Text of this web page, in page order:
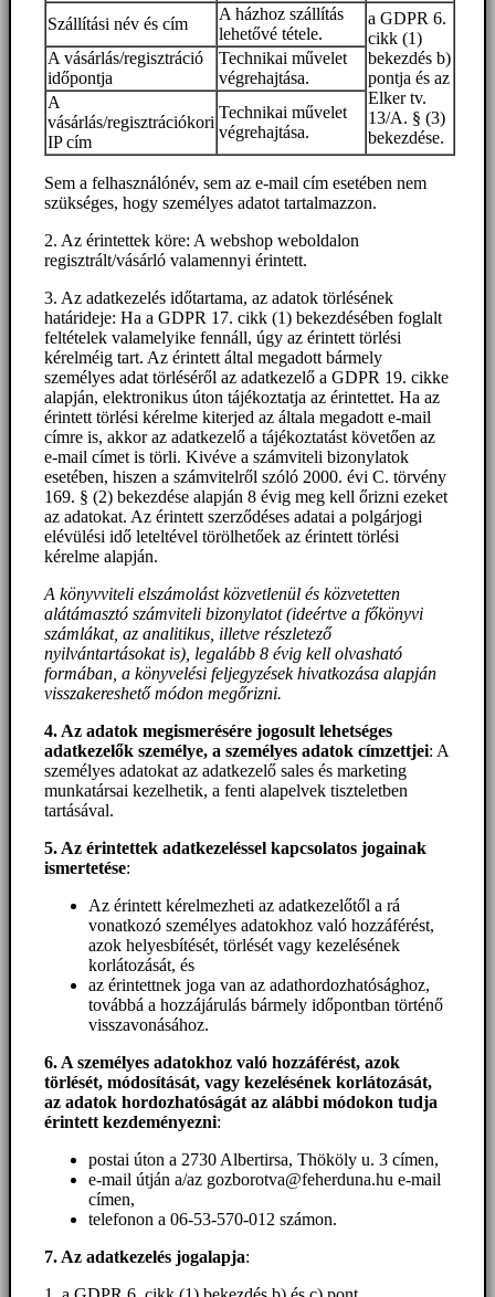
Szállítási név és cím
A házhoz szállítás
lehetővé tétele.
a GDPR 6.
cikk (1)
bekezdés b)
pontja és az
Elker tv.
13/A. § (3)
bekezdése.
A vásárlás/regisztráció
időpontja
Technikai művelet
végrehajtása.
A
vásárlás/regisztrációkori
IP cím
Technikai művelet
végrehajtása.
Sem a felhasználónév, sem az e-mail cím esetében nem
szükséges, hogy személyes adatot tartalmazzon.
2. Az érintettek köre: A webshop weboldalon
regisztrált/vásárló valamennyi érintett.
3. Az adatkezelés időtartama, az adatok törlésének
határideje: Ha a GDPR 17. cikk (1) bekezdésében foglalt
feltételek valamelyike fennáll, úgy az érintett törlési
kérelméig tart. Az érintett által megadott bármely
személyes adat törléséről az adatkezelő a GDPR 19. cikke
alapján, elektronikus úton tájékoztatja az érintettet. Ha az
érintett törlési kérelme kiterjed az általa megadott e-mail
címre is, akkor az adatkezelő a tájékoztatást követően az
e-mail címet is törli. Kivéve a számviteli bizonylatok
esetében, hiszen a számvitelről szóló 2000. évi C. törvény
169. § (2) bekezdése alapján 8 évig meg kell őrizni ezeket
az adatokat. Az érintett szerződéses adatai a polgárjogi
elévülési idő leteltével törölhetőek az érintett törlési
kérelme alapján.
A könyvviteli elszámolást közvetlenül és közvetetten
alátámasztó számviteli bizonylatot (ideértve a főkönyvi
számlákat, az analitikus, illetve részletező
nyilvántartásokat is), legalább 8 évig kell olvasható
formában, a könyvelési feljegyzések hivatkozása alapján
visszakereshető módon megőrizni.
4. Az adatok megismerésére jogosult lehetséges
adatkezelők személye, a személyes adatok címzettjei: A
személyes adatokat az adatkezelő sales és marketing
munkatársai kezelhetik, a fenti alapelvek tiszteletben
tartásával.
5. Az érintettek adatkezeléssel kapcsolatos jogainak
ismertetése:
Az érintett kérelmezheti az adatkezelőtől a rá
vonatkozó személyes adatokhoz való hozzáférést,
azok helyesbítését, törlését vagy kezelésének
korlátozását, és
az érintettnek joga van az adathordozhatósághoz,
továbbá a hozzájárulás bármely időpontban történő
visszavonásához.
6. A személyes adatokhoz való hozzáférést, azok
törlését, módosítását, vagy kezelésének korlátozását,
az adatok hordozhatóságát az alábbi módokon tudja
érintett kezdeményezni:
postai úton a 2730 Albertirsa, Thököly u. 3 címen,
e-mail útján a/az gozborotva@feherduna.hu e-mail
címen,
telefonon a 06-53-570-012 számon.
7. Az adatkezelés jogalapja: